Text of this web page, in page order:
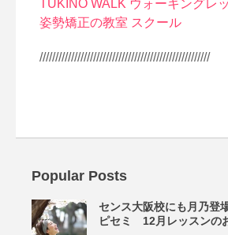
TUKINO WALK ウォーキングレ
姿勢矯正の教室 スクール
//////////////////////////////////////////////////////
Popular Posts
センス大阪校にも月乃
ピセミ 12月レッスンの